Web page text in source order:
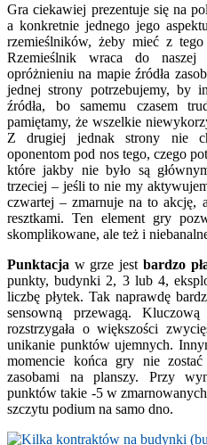
Gra ciekawiej prezentuje się na
a konkretnie jednego jego
rzemieślników, żeby mieć z
Rzemieślnik wraca do
opróżnieniu na mapie źródła
jednej strony potrzebujemy, by
źródła, bo samemu czasem
pamiętamy, że wszelkie
Z drugiej jednak strony nie
oponentom pod nos tego, czego
które jakby nie było są
trzeciej – jeśli to nie my
czwartej – zmarnuje na to akcję,
resztkami. Ten element gry
skomplikowane, ale też i
Punktacja w grze jest bardzo
punkty, budynki 2, 3 lub 4,
liczbę płytek. Tak naprawdę
sensowną przewagą.
rozstrzygała o większości
unikanie punktów ujemnych.
momencie końca gry nie
zasobami na planszy. Przy
punktów takie -5 w
szczytu podium na samo dno.